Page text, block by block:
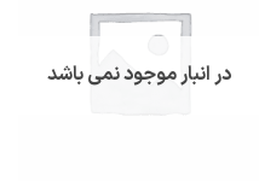
در انبار موجود نمی باشد